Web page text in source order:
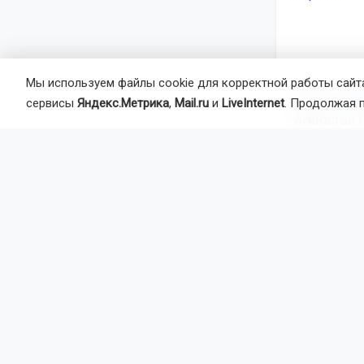
Автор:
Мы используем файлы cookie для корректной работы
сервисы Яндекс.Метрика, Mail.ru и LiveInternet. Продолжая